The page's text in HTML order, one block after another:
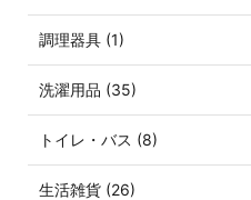
調理器具 (1)
洗濯用品 (35)
トイレ・バス (8)
生活雑貨 (26)